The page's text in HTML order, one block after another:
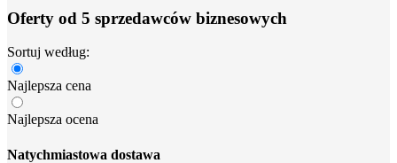
Oferty od 5 sprzedawców biznesowych
Sortuj według:
Najlepsza cena
Najlepsza ocena
Natychmiastowa dostawa